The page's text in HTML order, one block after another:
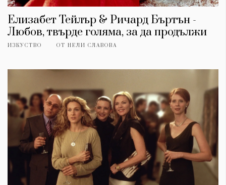
Елизабет Тейлър & Ричард Бъртън -
Любов, твърде голяма, за да продължи
ИЗКУСТВО ОТ НЕЛИ СЛАВОВА